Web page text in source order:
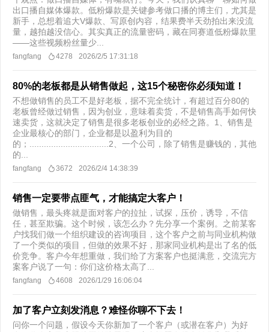
出口播自媒体爆款。低粉爆款是关键参考做口播的博主们，尤其是
新手，总想着追大V爆款、写原创内容，结果费半天劲拍出来没流
量，越拍越没信心。其实真正的流量密码，藏在同赛道低粉爆款里
——这些视频粉丝量少...
fangfang 4278 2026/2/5 17:31:18
80%的老板都是从销售做起，这15个秘密你必须知道！
不想做销售的员工不是好老板，据不完全统计，有超过百分80的
老板曾经做过销售，因为创业，意味着卖货，不是销售高手如何快
速卖货，这就决定了销售是很多老板创业的必经之路。1、销售是
企业最核心的部门，企业都是以盈利为目的
的；.................................2、一个公司，除了销售是赚钱的，其他
的...
fangfang 3672 2026/2/4 14:38:39
销售一定要带点匪气，才能搞定大客户！
做销售，最头疼就是面对客户的拉扯，试探，压价，诱导，不信
任，甚至欺骗。这个时候，该怎么办？先分享一个案例。之前某客
户找我们做一个组织建设的咨询项目，这个客户之前与同业机构做
了一个类似的项目，但做的效果不好，那家同业机构是出了名的低
价竞争。客户今年想重做，我们给了方案客户也挺满意，交流完方
案客户说了一句：你们这价格太高了...
fangfang 4608 2026/1/29 16:06:04
加了客户立刻发消息？难怪你聊不下去！
问你一个问题，假设今天你新加了一个客户（或潜在客户）为好